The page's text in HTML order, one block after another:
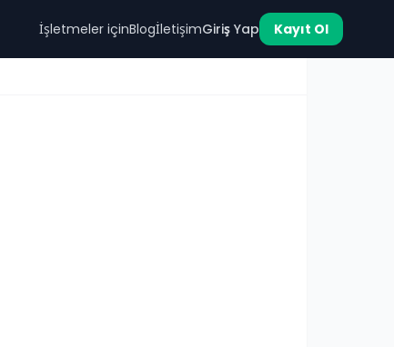
İşletmeler içinBlogİletişimGiriş Yap Kayıt Ol